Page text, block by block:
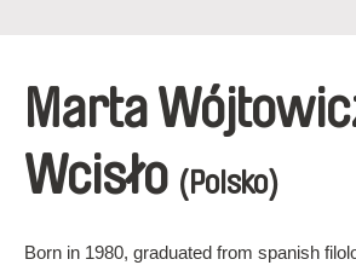
Marta
Wcisło (Polsko)
Born in 1980, graduated from spanish